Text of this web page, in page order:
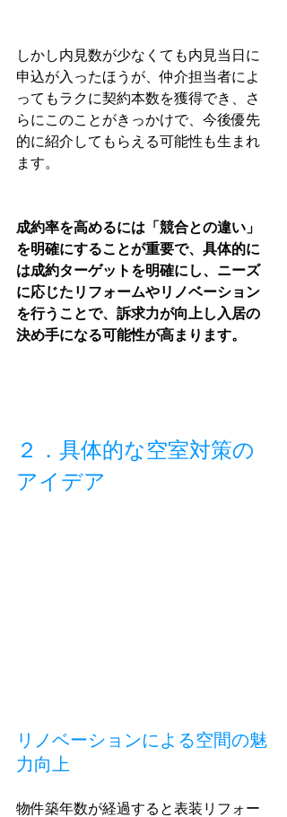
しかし内見数が少なくても内見当日に
申込が入ったほうが、仲介担当者によ
ってもラクに契約本数を獲得でき、さ
らにこのことがきっかけで、今後優先
的に紹介してもらえる可能性も生まれ
ます。
成約率を高めるには「競合との違い」
を明確にすることが重要で、具体的に
は成約ターゲットを明確にし、ニーズ
に応じたリフォームやリノベーション
を行うことで、訴求力が向上し入居の
決め手になる可能性が高まります。
２．具体的な空室対策の
アイデア
リノベーションによる空間の魅
力向上
物件築年数が経過すると表装リフォー